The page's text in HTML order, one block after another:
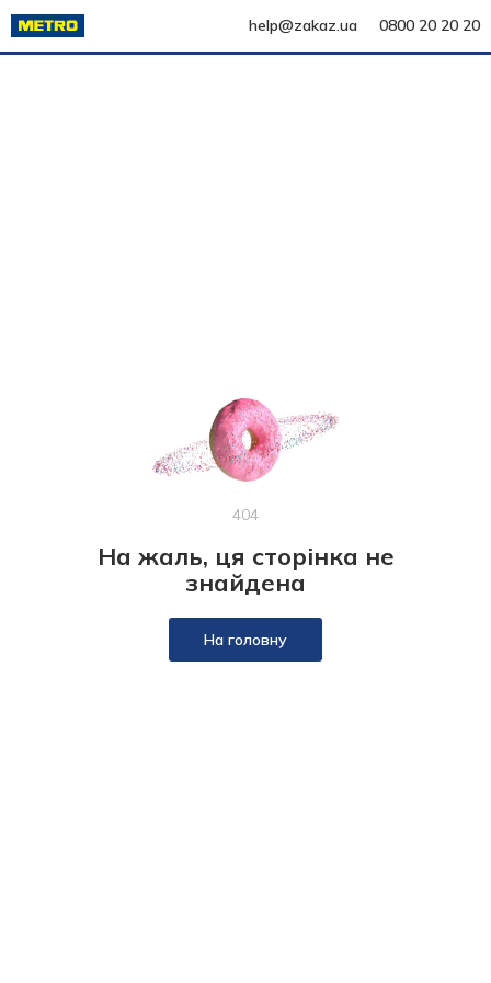
help@zakaz.ua 0800 20 20 20
404
На жаль, ця сторінка не
знайдена
На головну